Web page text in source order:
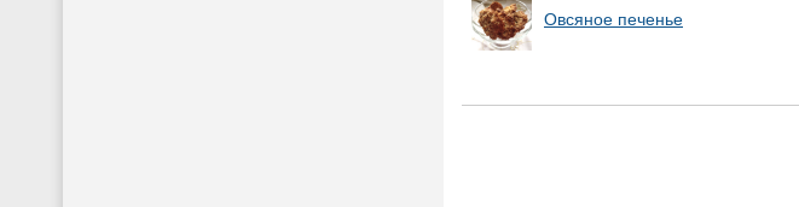
Овсяное печенье